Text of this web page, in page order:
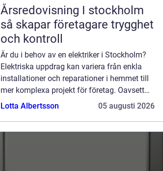
Årsredovisning I stockholm
så skapar företagare trygghet
och kontroll
Är du i behov av en elektriker i Stockholm?
Elektriska uppdrag kan variera från enkla
installationer och reparationer i hemmet till
mer komplexa projekt för företag. Oavsett
omfattningen på ditt projekt är det av
Lotta Albertsson 05 augusti 2026